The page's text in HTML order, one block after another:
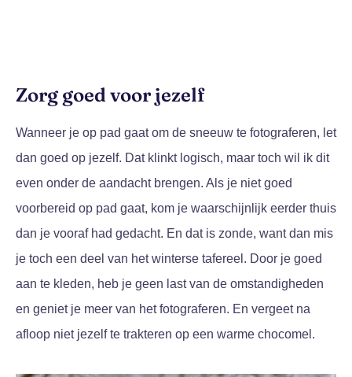
Zorg goed voor jezelf
Wanneer je op pad gaat om de sneeuw te fotograferen, let
dan goed op jezelf. Dat klinkt logisch, maar toch wil ik dit
even onder de aandacht brengen. Als je niet goed
voorbereid op pad gaat, kom je waarschijnlijk eerder thuis
dan je vooraf had gedacht. En dat is zonde, want dan mis
je toch een deel van het winterse tafereel. Door je goed
aan te kleden, heb je geen last van de omstandigheden
en geniet je meer van het fotograferen. En vergeet na
afloop niet jezelf te trakteren op een warme chocomel.